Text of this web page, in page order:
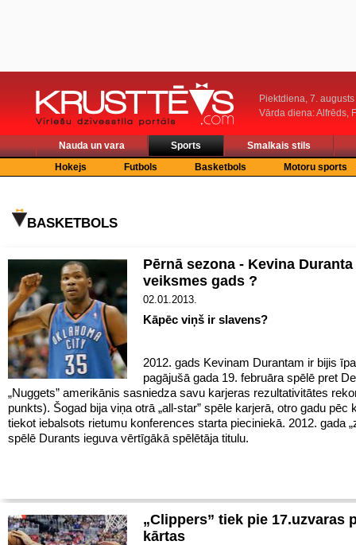
Piektdiena, 7. augusts
Vārda diena: Alfrēds,
Nauda un vara Sports
Smalkais stils
Hokejs
Futbols Basketbols Motoru sports
BASKETBOLS
Pērnā sezona - Kevina Duranta
veiksmes gads ?
02.01.2013.
Kāpēc viņš ir slavens?
2012. gads Kevinam Durantam ir bijis
pagājušā gada 19. februāra spēlē pret
„Nuggets” amerikānis sasniedza savu karjeras rezultativitātes
punkts). Šogad bija viņa otrā „all-star” spēle karjerā, otro gadu pēc
tiekot iebalsots rietumu konferences starta pieciniekā. 2012. gada
spēlē Durants ieguva vērtīgākā spēlētāja titulu.
„Clippers” tiek pie 17.uzvaras
kārtas